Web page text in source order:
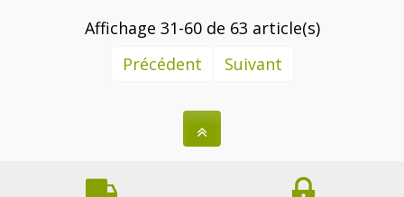
Affichage 31-60 de 63 article(s)
Précédent
Suivant